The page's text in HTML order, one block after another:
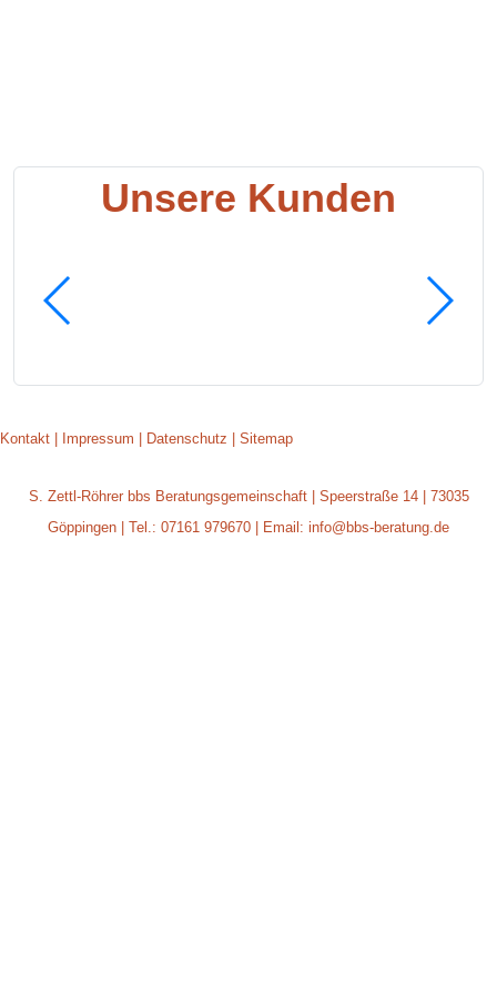
Unsere Kunden
Kontakt | Impressum | Datenschutz | Sitemap
S. Zettl-Röhrer bbs Beratungsgemeinschaft | Speerstraße 14 | 73035
Göppingen | Tel.: 07161 979670 | Email: info@bbs-beratung.de